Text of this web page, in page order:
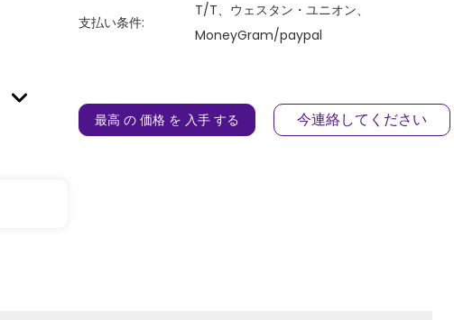
支払い条件:
T/T、ウェスタン・ユニオン、
MoneyGram/paypal
最高 の 価格 を 入手 する 今連絡してください